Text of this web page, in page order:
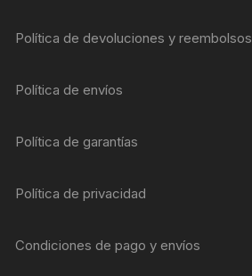
Política de devoluciones y reembolsos
Política de envíos
Política de garantías
Política de privacidad
Condiciones de pago y envíos